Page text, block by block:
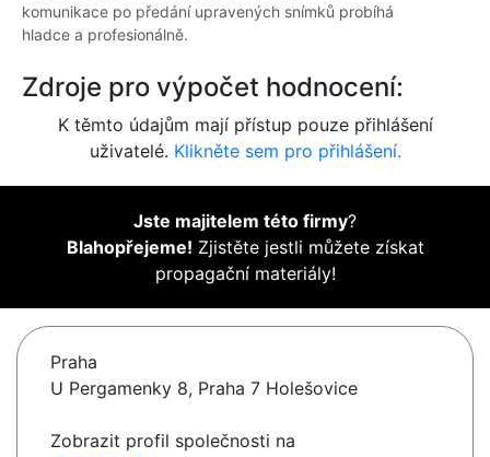
komunikace po předání upravených snímků probíhá
hladce a profesionálně.
Zdroje pro výpočet hodnocení:
K těmto údajům mají přístup pouze přihlášení
uživatelé. Klikněte sem pro přihlášení.
Jste majitelem této firmy?
Blahopřejeme! Zjistěte jestli můžete získat
propagační materiály!
Praha
U Pergamenky 8, Praha 7 Holešovice
Zobrazit profil společnosti na